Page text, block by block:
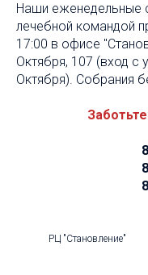
Наши еженедельные
лечебной командой
17:00 в офисе
Октября, 107 (вход с
Октября). Собрания
РЦ "Становление"